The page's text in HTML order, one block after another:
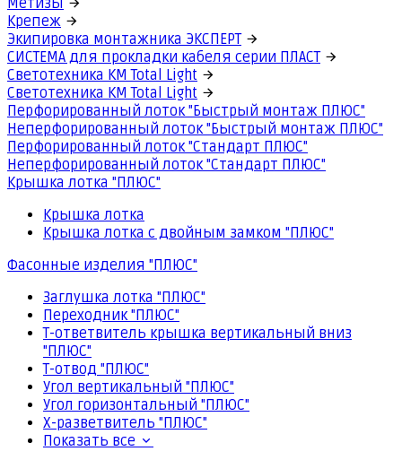
Метизы
Крепеж
Экипировка монтажника ЭКСПЕРТ
СИСТЕМА для прокладки кабеля серии ПЛАСТ
Светотехника КМ Total Light
Светотехника КМ Total Light
Перфорированный лоток "Быстрый монтаж ПЛЮС"
Неперфорированный лоток "Быстрый монтаж ПЛЮС"
Перфорированный лоток "Стандарт ПЛЮС"
Неперфорированный лоток "Стандарт ПЛЮС"
Крышка лотка "ПЛЮС"
Крышка лотка
Крышка лотка с двойным замком "ПЛЮС"
Фасонные изделия "ПЛЮС"
Заглушка лотка "ПЛЮС"
Переходник "ПЛЮС"
Т-ответвитель крышка вертикальный вниз
"ПЛЮС"
Т-отвод "ПЛЮС"
Угол вертикальный "ПЛЮС"
Угол горизонтальный "ПЛЮС"
Х-разветвитель "ПЛЮС"
Показать все